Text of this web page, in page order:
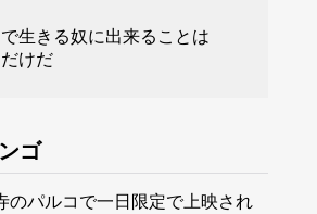
生きる奴に出来ることは
けだ
ゴ
のパルコで一日限定で上映され